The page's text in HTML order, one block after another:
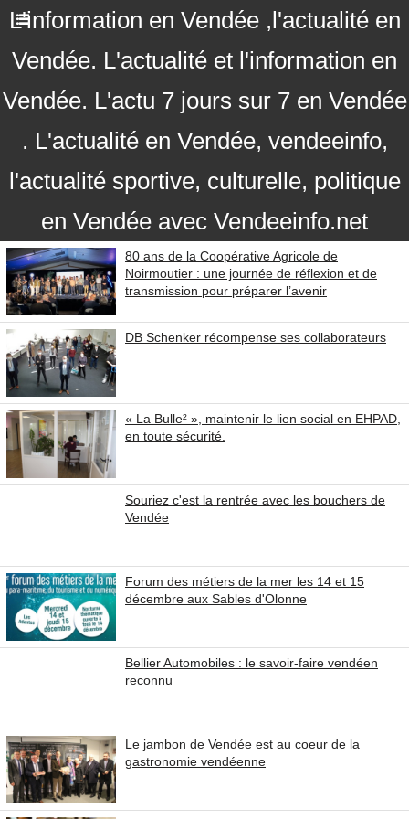
L'information en Vendée ,l'actualité en
Vendée. L'actualité et l'information en
Vendée. L'actu 7 jours sur 7 en Vendée
. L'actualité en Vendée, vendeeinfo,
l'actualité sportive, culturelle, politique
en Vendée avec Vendeeinfo.net
80 ans de la Coopérative Agricole de
Noirmoutier : une journée de réflexion et de
transmission pour préparer l’avenir
DB Schenker récompense ses collaborateurs
« La Bulle² », maintenir le lien social en EHPAD,
en toute sécurité.
Souriez c'est la rentrée avec les bouchers de
Vendée
Forum des métiers de la mer les 14 et 15
décembre aux Sables d'Olonne
Bellier Automobiles : le savoir-faire vendéen
reconnu
Le jambon de Vendée est au coeur de la
gastronomie vendéenne